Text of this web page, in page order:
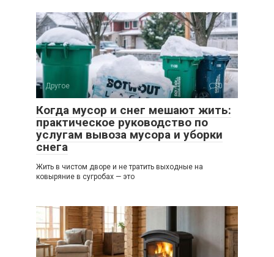
Другое 0
Когда мусор и снег мешают жить:
практическое руководство по
услугам вывоза мусора и уборки
снега
Жить в чистом дворе и не тратить выходные на
ковыряние в сугробах — это